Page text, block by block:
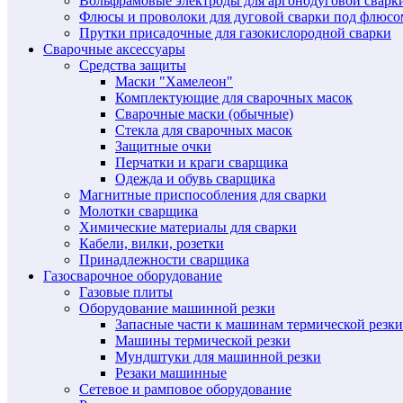
Флюсы и проволоки для дуговой сварки под
Прутки присадочные для газокислородной сварки
Сварочные аксессуары
Средства защиты
Маски "Хамелеон"
Комплектующие для сварочных масок
Сварочные маски (обычные)
Стекла для сварочных масок
Защитные очки
Перчатки и краги сварщика
Одежда и обувь сварщика
Магнитные приспособления для сварки
Молотки сварщика
Химические материалы для сварки
Кабели, вилки, розетки
Принадлежности сварщика
Газосварочное оборудование
Газовые плиты
Оборудование машинной резки
Запасные части к машинам термической резки
Машины термической резки
Мундштуки для машинной резки
Резаки машинные
Сетевое и рамповое оборудование